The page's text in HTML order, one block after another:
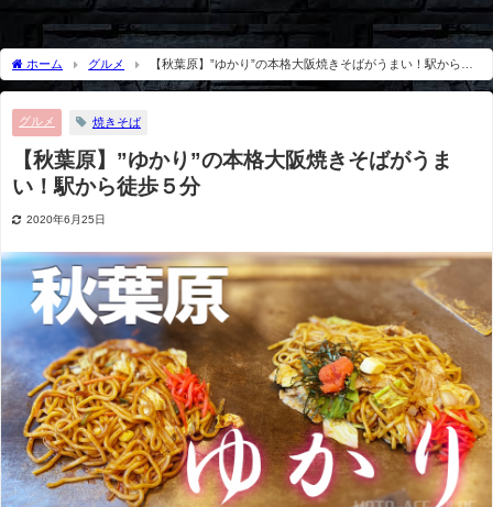
ホーム グルメ
【秋葉原】”ゆかり”の本格大阪焼きそばがうまい！駅から徒
歩５分
グルメ 焼きそば
【秋葉原】”ゆかり”の本格大阪焼きそばがうま
い！駅から徒歩５分
2020年6月25日